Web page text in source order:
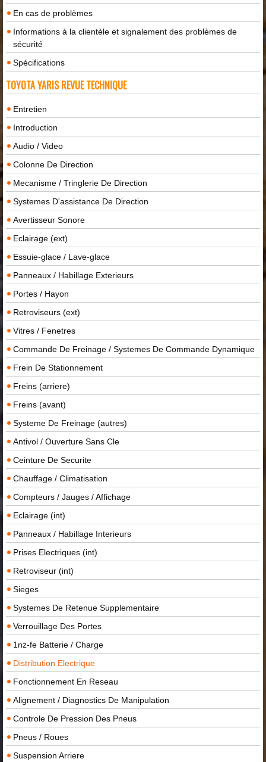
En cas de problèmes
Informations à la clientèle et signalement des problèmes de
sécurité
Spécifications
TOYOTA YARIS REVUE TECHNIQUE
Entretien
Introduction
Audio / Video
Colonne De Direction
Mecanisme / Tringlerie De Direction
Systemes D'assistance De Direction
Avertisseur Sonore
Eclairage (ext)
Essuie-glace / Lave-glace
Panneaux / Habillage Exterieurs
Portes / Hayon
Retroviseurs (ext)
Vitres / Fenetres
Commande De Freinage / Systemes De Commande Dynamique
Frein De Stationnement
Freins (arriere)
Freins (avant)
Systeme De Freinage (autres)
Antivol / Ouverture Sans Cle
Ceinture De Securite
Chauffage / Climatisation
Compteurs / Jauges / Affichage
Eclairage (int)
Panneaux / Habillage Interieurs
Prises Electriques (int)
Retroviseur (int)
Sieges
Systemes De Retenue Supplementaire
Verrouillage Des Portes
1nz-fe Batterie / Charge
Distribution Electrique
Fonctionnement En Reseau
Alignement / Diagnostics De Manipulation
Controle De Pression Des Pneus
Pneus / Roues
Suspension Arriere